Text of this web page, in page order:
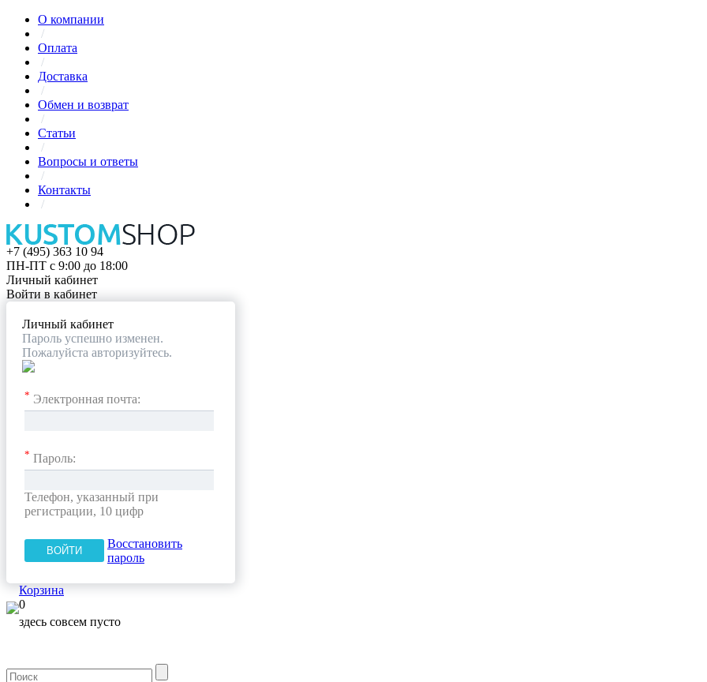
О компании
/
Оплата
/
Доставка
/
Обмен и возврат
/
Статьи
/
Вопросы и ответы
/
Контакты
/
+7 (495) 363 10 94
ПН-ПТ с 9:00 до 18:00
Личный кабинет
Войти в кабинет
Личный кабинет
Пароль успешно изменен.
Пожалуйста авторизуйтесь.
* Электронная почта:
* Пароль:
Телефон, указанный при
регистрации, 10 цифр
Восстановить
пароль
Корзина
0
здесь совсем пусто